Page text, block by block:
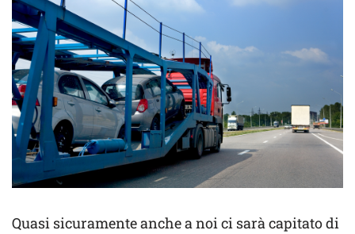
Quasi sicuramente anche a noi ci sarà capitato di